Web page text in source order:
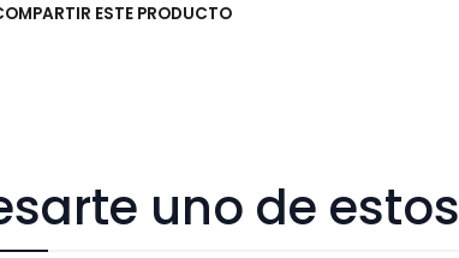
ESTE PRODUCTO
uno de estos